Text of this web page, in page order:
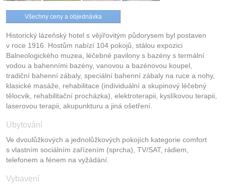
Všechny ceny a objednávka
Historický lázeňský hotel s vějířovitým půdorysem byl postaven
v roce 1916. Hostům nabízí 104 pokojů, stálou expozici
Balneologického muzea, léčebné pavilony s bazény s termální
vodou a bahenními bazény, vanovou a bazénovou koupel,
tradiční bahenní zábaly, speciální bahenní zábaly na ruce a nohy,
klasické masáže, rehabilitace (individuální a skupinový léčebný
tělocvik, rehabilitační procházka), elektroterapii, kyslíkovou terapii,
laserovou terapii, akupunkturu a jiná ošetření.
Ubytování
Ve dvoulůžkových a jednolůžkových pokojích kategorie comfort
s vlastním sociálním zařízením (sprcha), TV/SAT, rádiem,
telefonem a fénem na vyžádání.
Vybavení